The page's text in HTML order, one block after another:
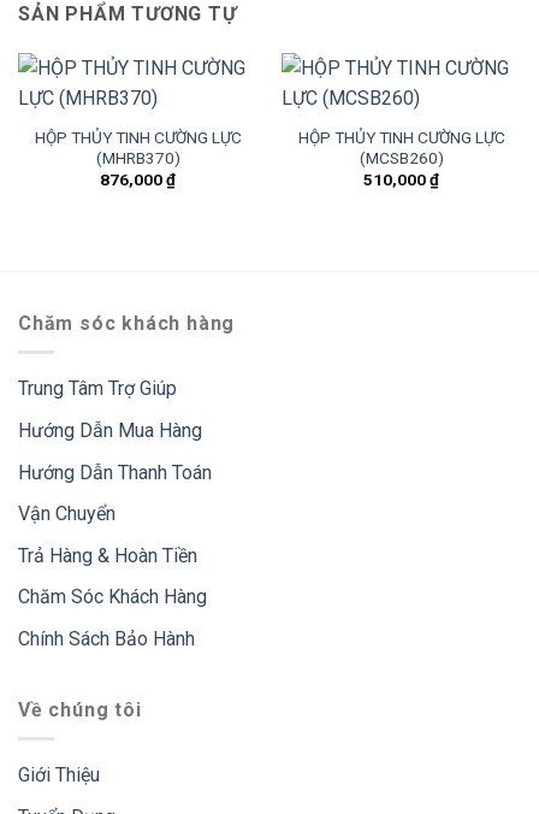
SẢN PHẨM TƯƠNG TỰ
HỘP THỦY TINH CƯỜNG LỰC
(MHRB370)
876,000₫
HỘP THỦY TINH CƯỜNG LỰC
(MCSB260)
510,000₫
Chăm sóc khách hàng
Trung Tâm Trợ Giúp
Hướng Dẫn Mua Hàng
Hướng Dẫn Thanh Toán
Vận Chuyển
Trả Hàng & Hoàn Tiền
Chăm Sóc Khách Hàng
Chính Sách Bảo Hành
Về chúng tôi
Giới Thiệu